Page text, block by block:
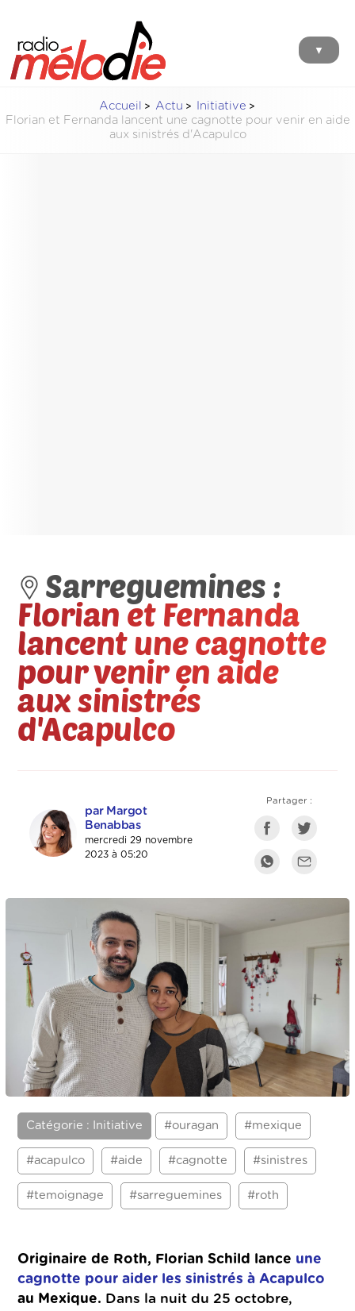
▼
Accueil Actu
Initiative
Florian et Fernanda lancent une cagnotte pour venir en aide
aux sinistrés d'Acapulco
Sarreguemines :
Florian et Fernanda
lancent une cagnotte
pour venir en aide
aux sinistrés
d'Acapulco
par Margot
Benabbas
mercredi 29 novembre
2023 à 05:20
Partager :
Catégorie : Initiative #ouragan #mexique
#acapulco #aide #cagnotte #sinistres
#temoignage #sarreguemines #roth
Originaire de Roth, Florian Schild lance une
cagnotte pour aider les sinistrés à Acapulco
au Mexique. Dans la nuit du 25 octobre,